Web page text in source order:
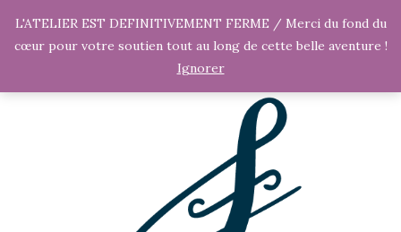
L'ATELIER EST DEFINITIVEMENT FERME / Merci du fond du
cœur pour votre soutien tout au long de cette belle aventure !
Ignorer